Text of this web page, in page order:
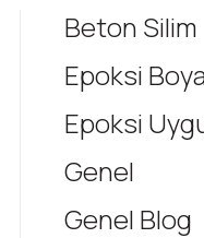
Beton Silim
Epoksi
Epoksi
Genel
Genel Blog